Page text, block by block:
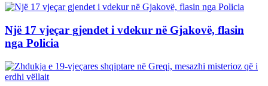
Një 17 vjeçar gjendet i vdekur në Gjakovë, flasin
nga Policia